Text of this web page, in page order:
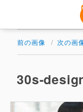
ン
前の画像 次の画
30s-